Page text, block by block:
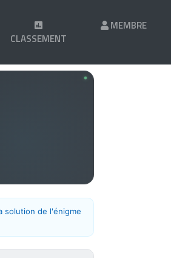
CLASSEMENT
MEMBRE
solution de l'énigme